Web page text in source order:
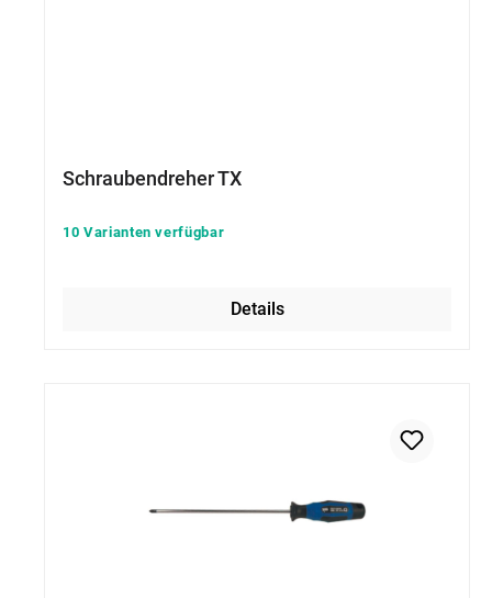
Schraubendreher TX
10 Varianten verfügbar
Details